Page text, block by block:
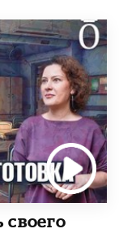
своего